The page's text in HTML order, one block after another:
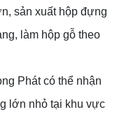
sản xuất hộp đựng
làm hộp gỗ theo
Phát có thể nhận
lớn nhỏ tại khu vực